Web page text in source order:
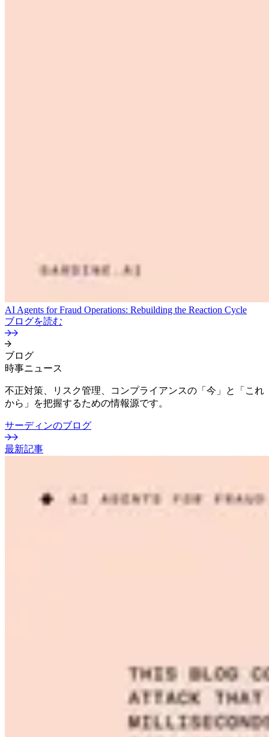
AI Agents for Fraud Operations: Rebuilding the Reaction Cycle
ブログを読む
ブログ
時事ニュース
不正対策、リスク管理、コンプライアンスの「今」と「これ
から」を把握するための情報源です。
サーディンのブログ
最新記事